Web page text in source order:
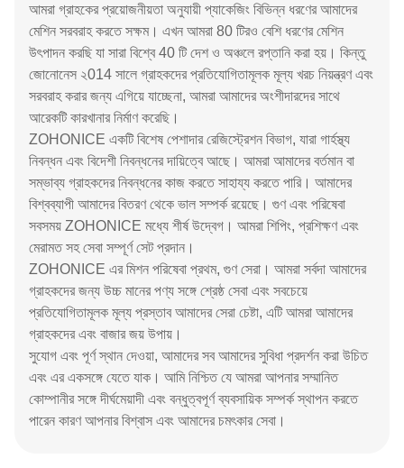
আমরা গ্রাহকের প্রয়োজনীয়তা অনুযায়ী প্যাকেজিং বিভিন্ন ধরণের আমাদের
মেশিন সরবরাহ করতে সক্ষম। এখন আমরা 80 টিরও বেশি ধরণের মেশিন
উৎপাদন করছি যা সারা বিশ্বে 40 টি দেশ ও অঞ্চলে রপ্তানি করা হয়। কিন্তু
জোনোনেস ২014 সালে গ্রাহকদের প্রতিযোগিতামূলক মূল্য খরচ নিয়ন্ত্রণ এবং
সরবরাহ করার জন্য এগিয়ে যাচ্ছেনা, আমরা আমাদের অংশীদারদের সাথে
আরেকটি কারখানার নির্মাণ করেছি।
ZOHONICE একটি বিশেষ পেশাদার রেজিস্ট্রেশন বিভাগ, যারা গার্হস্থ্য
নিবন্ধন এবং বিদেশী নিবন্ধনের দায়িত্বে আছে। আমরা আমাদের বর্তমান বা
সম্ভাব্য গ্রাহকদের নিবন্ধনের কাজ করতে সাহায্য করতে পারি। আমাদের
বিশ্বব্যাপী আমাদের বিতরণ থেকে ভাল সম্পর্ক রয়েছে। গুণ এবং পরিষেবা
সবসময় ZOHONICE মধ্যে শীর্ষ উদ্বেগ। আমরা শিপিং, প্রশিক্ষণ এবং
মেরামত সহ সেবা সম্পূর্ণ সেট প্রদান।
ZOHONICE এর মিশন পরিষেবা প্রথম, গুণ সেরা। আমরা সর্বদা আমাদের
গ্রাহকদের জন্য উচ্চ মানের পণ্য সঙ্গে শ্রেষ্ঠ সেবা এবং সবচেয়ে
প্রতিযোগিতামূলক মূল্য প্রস্তাব আমাদের সেরা চেষ্টা, এটি আমরা আমাদের
গ্রাহকদের এবং বাজার জয় উপায়।
সুযোগ এবং পূর্ণ স্থান দেওয়া, আমাদের সব আমাদের সুবিধা প্রদর্শন করা উচিত
এবং এর একসঙ্গে যেতে যাক। আমি নিশ্চিত যে আমরা আপনার সম্মানিত
কোম্পানীর সঙ্গে দীর্ঘমেয়াদী এবং বন্ধুত্বপূর্ণ ব্যবসায়িক সম্পর্ক স্থাপন করতে
পারেন কারণ আপনার বিশ্বাস এবং আমাদের চমৎকার সেবা।